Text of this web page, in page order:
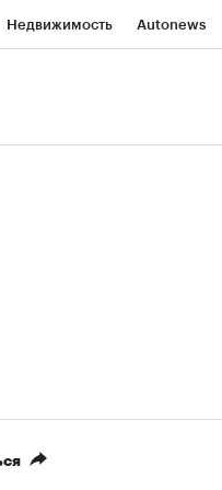
Недвижимость Autonews